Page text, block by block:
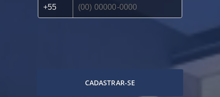
CADASTRAR-SE